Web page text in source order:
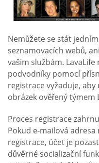
Nemůžete se stát
seznamovacích webů,
vašim službám.
podvodníky pomocí
registrace vyžaduje,
obrázek ověřený týmem
Proces registrace
Pokud e-mailová
registrace, účet je
důvěrné socializační